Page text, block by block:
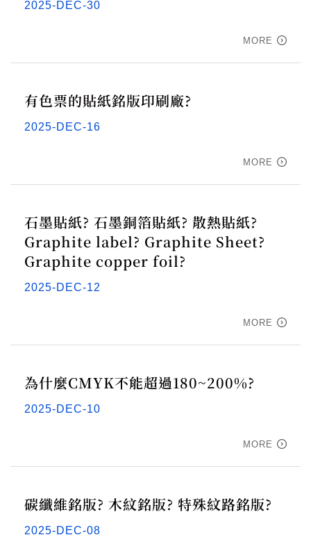
2025-DEC-30
MORE
有色票的貼紙銘版印刷廠?
2025-DEC-16
MORE
石墨貼紙? 石墨銅箔貼紙? 散熱貼紙?
Graphite label? Graphite Sheet?
Graphite copper foil?
2025-DEC-12
MORE
為什麼CMYK不能超過180~200%?
2025-DEC-10
MORE
碳纖維銘版? 木紋銘版? 特殊紋路銘版?
2025-DEC-08